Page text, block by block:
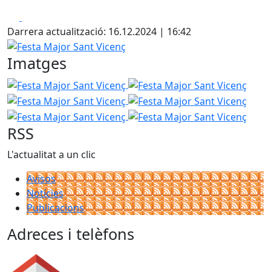
Darrera actualització: 16.12.2024 | 16:42
Festa Major Sant Vicenç
Imatges
Festa Major Sant Vicenç Festa Major Sant Vicenç
Festa Major Sant Vicenç
Festa Major Sant Vicenç
RSS
L'actualitat a un clic
Avisos
Notícies
Publicacions
Adreces i telèfons